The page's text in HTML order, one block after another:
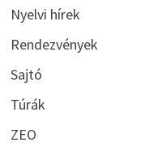
Nyelvi hírek
Rendezvények
Sajtó
Túrák
ZEO